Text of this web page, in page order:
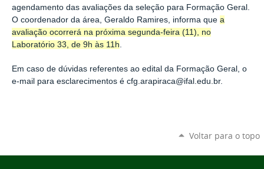
agendamento das avaliações da seleção para Formação Geral.
O coordenador da área, Geraldo Ramires, informa que a
avaliação ocorrerá na próxima segunda-feira (11), no
Laboratório 33, de 9h às 11h
Em caso de dúvidas referentes ao edital da Formação Geral, o
e-mail para esclarecimentos é cfg.arapiraca@ifal.edu.br.
Voltar para o topo